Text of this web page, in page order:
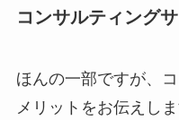
コンサルティング
ほんの一部ですが、
メリットをお伝えしま